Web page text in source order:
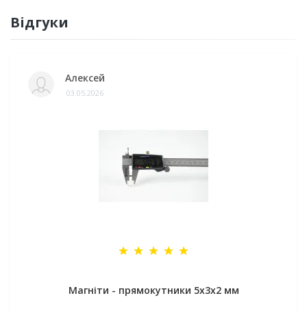
Відгуки
Алексей
03.05.2026
Магніти - прямокутники 5x3x2 мм